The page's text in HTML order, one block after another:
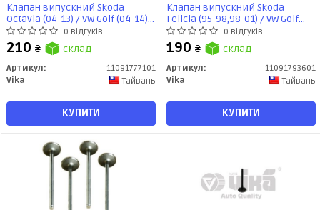
Клапан випускний Skoda
Octavia (04-13) / VW Golf (04-14),
Jetta (06-14), Passat (06-15) /
Audi A6 (05-15), A8 (10-14), Q5 (09-
13) (11091777101) VIKA
0 відгуків
210 ₴ склад
Артикул:
11091777101
Vika
Тайвань
КУПИТИ
Клапан випускний Skoda
Felicia (95-98,98-01) / VW Golf
(91-97), T4 (11091793601) VIKA
0 відгуків
190 ₴ склад
Артикул:
11091793601
Vika
Тайвань
КУПИТИ